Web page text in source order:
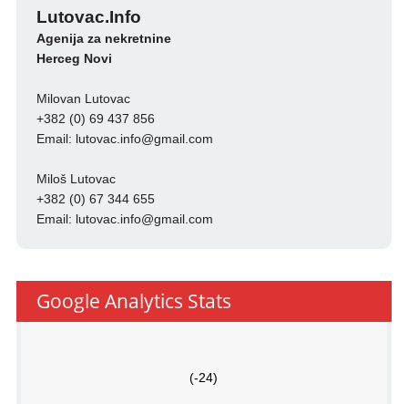
Lutovac.Info
Agenija za nekretnine
Herceg Novi
Milovan Lutovac
+382 (0) 69 437 856
Email: lutovac.info@gmail.com
Miloš Lutovac
+382 (0) 67 344 655
Email: lutovac.info@gmail.com
Google Analytics Stats
(-24)